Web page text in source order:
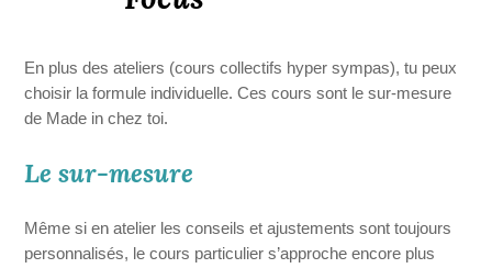
En plus des ateliers (cours collectifs hyper sympas), tu peux
choisir la formule individuelle. Ces cours sont le sur-mesure
de Made in chez toi.
Le sur-mesure
Même si en atelier les conseils et ajustements sont toujours
personnalisés, le cours particulier s’approche encore plus